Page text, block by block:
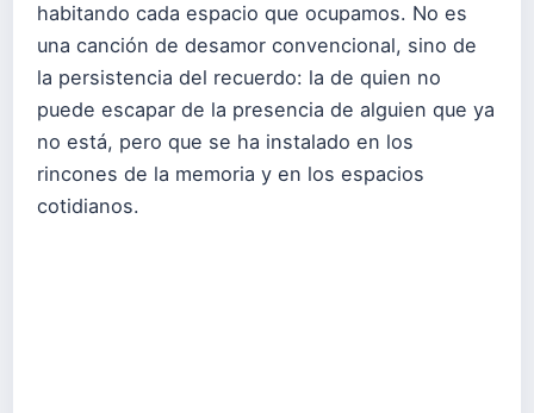
habitando cada espacio que ocupamos. No es
una canción de desamor convencional, sino de
la persistencia del recuerdo: la de quien no
puede escapar de la presencia de alguien que ya
no está, pero que se ha instalado en los
rincones de la memoria y en los espacios
cotidianos.